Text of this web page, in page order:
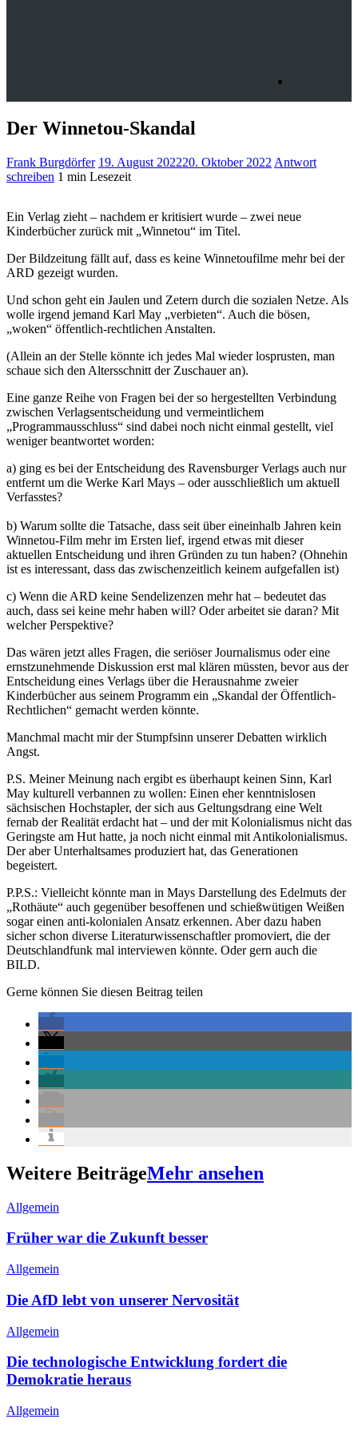
Der Winnetou-Skandal
Frank Burgdörfer 19. August 202220. Oktober 2022 Antwort
schreiben 1 min Lesezeit
Ein Verlag zieht – nachdem er kritisiert wurde – zwei neue
Kinderbücher zurück mit „Winnetou“ im Titel.
Der Bildzeitung fällt auf, dass es keine Winnetoufilme mehr bei der
ARD gezeigt wurden.
Und schon geht ein Jaulen und Zetern durch die sozialen Netze. Als
wolle irgend jemand Karl May „verbieten“. Auch die bösen,
„woken“ öffentlich-rechtlichen Anstalten.
(Allein an der Stelle könnte ich jedes Mal wieder losprusten, man
schaue sich den Altersschnitt der Zuschauer an).
Eine ganze Reihe von Fragen bei der so hergestellten Verbindung
zwischen Verlagsentscheidung und vermeintlichem
„Programmausschluss“ sind dabei noch nicht einmal gestellt, viel
weniger beantwortet worden:
a) ging es bei der Entscheidung des Ravensburger Verlags auch nur
entfernt um die Werke Karl Mays – oder ausschließlich um aktuell
Verfasstes?
b) Warum sollte die Tatsache, dass seit über eineinhalb Jahren kein
Winnetou-Film mehr im Ersten lief, irgend etwas mit dieser
aktuellen Entscheidung und ihren Gründen zu tun haben? (Ohnehin
ist es interessant, dass das zwischenzeitlich keinem aufgefallen ist)
c) Wenn die ARD keine Sendelizenzen mehr hat – bedeutet das
auch, dass sei keine mehr haben will? Oder arbeitet sie daran? Mit
welcher Perspektive?
Das wären jetzt alles Fragen, die seriöser Journalismus oder eine
ernstzunehmende Diskussion erst mal klären müssten, bevor aus der
Entscheidung eines Verlags über die Herausnahme zweier
Kinderbücher aus seinem Programm ein „Skandal der Öffentlich-
Rechtlichen“ gemacht werden könnte.
Manchmal macht mir der Stumpfsinn unserer Debatten wirklich
Angst.
P.S. Meiner Meinung nach ergibt es überhaupt keinen Sinn, Karl
May kulturell verbannen zu wollen: Einen eher kenntnislosen
sächsischen Hochstapler, der sich aus Geltungsdrang eine Welt
fernab der Realität erdacht hat – und der mit Kolonialismus nicht das
Geringste am Hut hatte, ja noch nicht einmal mit Antikolonialismus.
Der aber Unterhaltsames produziert hat, das Generationen
begeistert.
P.P.S.: Vielleicht könnte man in Mays Darstellung des Edelmuts der
„Rothäute“ auch gegenüber besoffenen und schießwütigen Weißen
sogar einen anti-kolonialen Ansatz erkennen. Aber dazu haben
sicher schon diverse Literaturwissenschaftler promoviert, die der
Deutschlandfunk mal interviewen könnte. Oder gern auch die
BILD.
Gerne können Sie diesen Beitrag teilen
Weitere BeiträgeMehr ansehen
Allgemein
Früher war die Zukunft besser
Allgemein
Die AfD lebt von unserer Nervosität
Allgemein
Die technologische Entwicklung fordert die
Demokratie heraus
Allgemein